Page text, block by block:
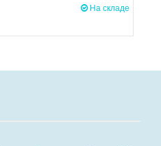
На складе